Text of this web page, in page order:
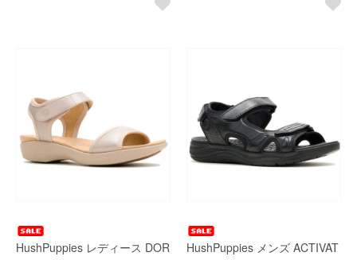
HushPuppies レディース DOR
HushPuppies メンズ ACTIVAT